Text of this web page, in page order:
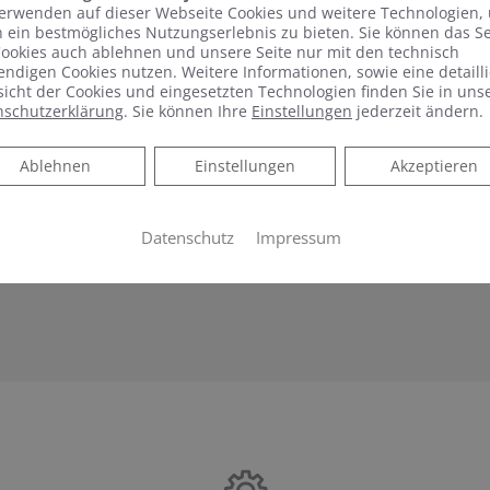
Muskulatur nach dem Sport bis hin zum sanften
Wasser – die Intensität und Art der
verschiedenen Wasser- und Luftsystemen sind der
die Systeme auf Wunsch besonders leise und sorgen
gestört wird. Die flachen Düsen fügen sich
die Entspannung und das Wellness-Erlebnis nicht
für perfekte Hygiene nach dem Bad. Und
aus einer Vielzahl vorkonfigurierter Modelle ihr
Whirlwanne von Kaldewei braucht meistens nicht mehr
auf dieser Webseite Cookies und weitere Technologien,
ein bestmögliches Nutzungserlebnis zu bieten. Sie können das
auch ablehnen und unsere Seite nur mit den technisch
Cookies nutzen. Weitere Informationen, sowie eine
der Cookies und eingesetzten Technologien finden Sie in
. Sie können Ihre Einstellungen jederzeit ändern.
Akzeptieren
Einstellungen
Ablehnen
Ablehnen
Datenschutz Impressum